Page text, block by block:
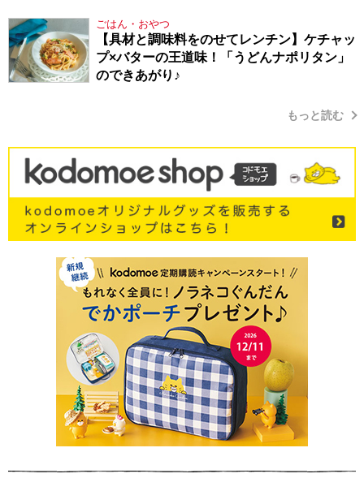
ごはん・おやつ
【具材と調味料をのせてレンチン】ケチャッ
プ×バターの王道味！「うどんナポリタン」
のできあがり♪
もっと読む